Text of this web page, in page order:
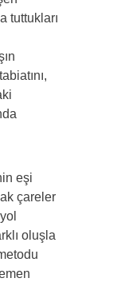
tuttukları
eşi
çareler
oluşla